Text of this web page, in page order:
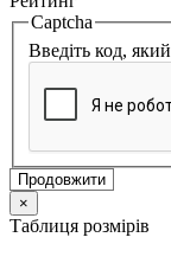
Captcha
Введіть код,
Продовжити
×
Таблиця розмірів